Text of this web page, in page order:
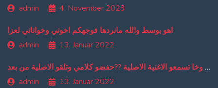
admin
4. November 2023
اهو بوسط والله مانردها فوجهكم اخوتي وخواتاتي لعزا
admin
13. Januar 2022
من دبا غادي تبقاو تسمعو ترجمة ديالي وخا تسمعو الاغنية الاصلية ??حفضو كلامي وتلقو الاصلية من بعد
admin
13. Januar 2022